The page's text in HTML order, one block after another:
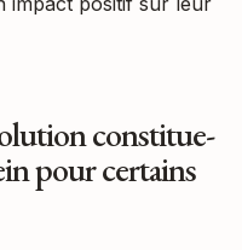
constitue-
pour certains